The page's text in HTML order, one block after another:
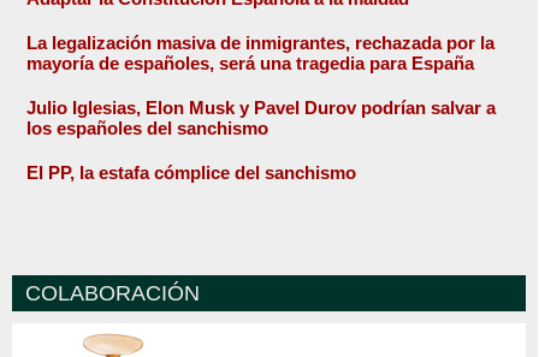
La legalización masiva de inmigrantes, rechazada por la
mayoría de españoles, será una tragedia para España
Julio Iglesias, Elon Musk y Pavel Durov podrían salvar a
los españoles del sanchismo
El PP, la estafa cómplice del sanchismo
COLABORACIÓN